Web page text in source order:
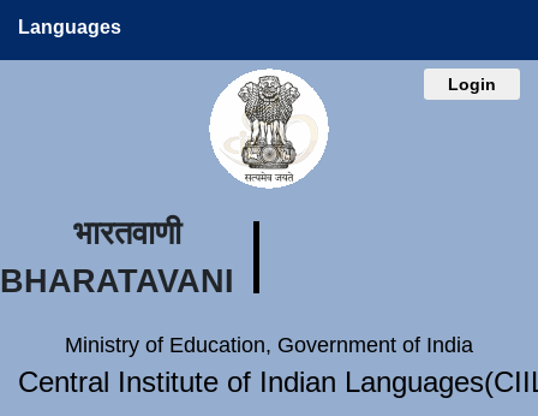
Languages
Login
भारतवाणी
BHARATAVANI
Ministry of Education, Government of India
Central Institute of Indian